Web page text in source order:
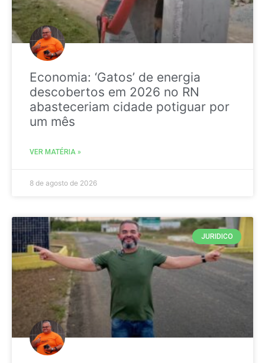
Economia: ‘Gatos’ de energia
descobertos em 2026 no RN
abasteceriam cidade potiguar por
um mês
VER MATÉRIA »
8 de agosto de 2026
JURIDICO